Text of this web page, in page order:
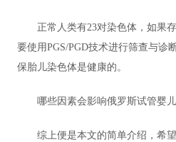
正常人类有23对染色体，如果
要使用PGS/PGD技术进行筛查与诊
保胎儿染色体是健康的。
哪些因素会影响俄罗斯试管婴
综上便是本文的简单介绍，希